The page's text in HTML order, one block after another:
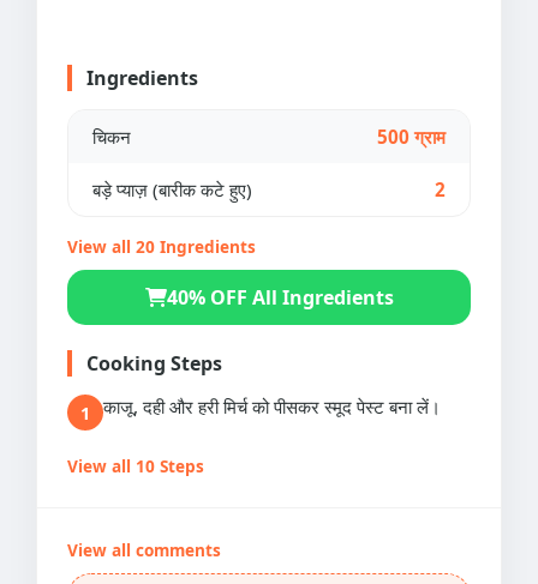
Ingredients
चिकन 500 ग्राम
बड़े प्याज़ (बारीक कटे हुए) 2
View all 20 Ingredients
40% OFF All Ingredients
Cooking Steps
1 काजू, दही और हरी मिर्च को पीसकर स्मूद पेस्ट बना लें।
View all 10 Steps
View all comments